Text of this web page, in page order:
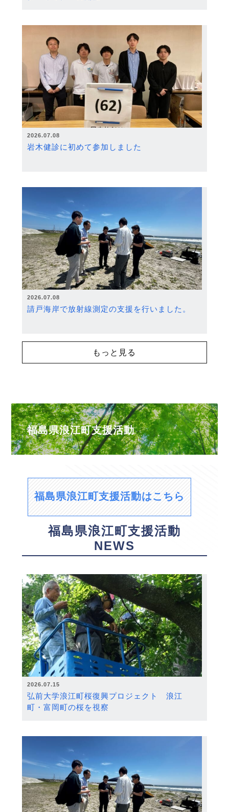
2026.07.08
岩木健診に初めて参加しました
2026.07.08
請戸海岸で放射線測定の支援を行いました。
もっと見る
福島県浪江町支援活動
福島県浪江町支援活動はこちら
福島県浪江町支援活動
NEWS
2026.07.15
弘前大学浪江町桜復興プロジェクト 浪江
町・富岡町の桜を視察